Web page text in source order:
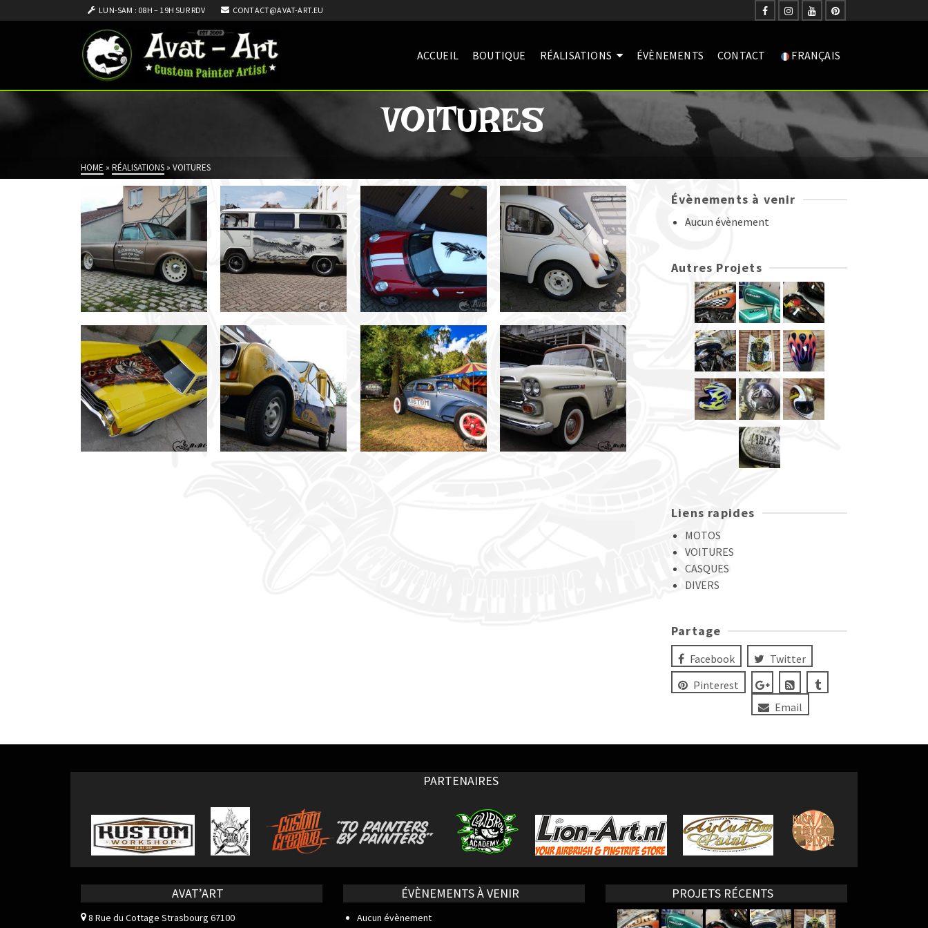
LUN-SAM : 08H – 19H SUR RDV CONTACT@AVAT-ART.EU
ACCUEIL BOUTIQUE RÉALISATIONS ÉVÈNEMENTS CONTACT FRANÇAIS
VOITURES
HOME » RÉALISATIONS » VOITURES
Évènements à venir
Aucun évènement
Autres Projets
Liens rapides
MOTOS
VOITURES
CASQUES
DIVERS
Partage
Facebook
Twitter
Pinterest
Email
PARTENAIRES
AVAT’ART
8 Rue du Cottage Strasbourg 67100
ÉVÈNEMENTS À VENIR
Aucun évènement
PROJETS RÉCENTS